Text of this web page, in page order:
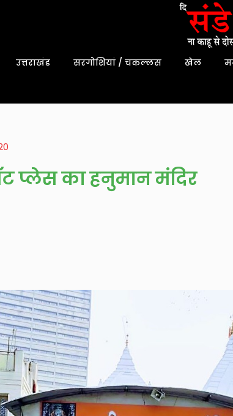
उत्तराखंड सरगोशियां / चकल्लस खेल
प्लेस का हनुमान मंदिर